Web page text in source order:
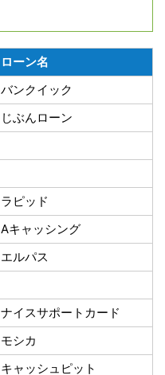
ローン名
バンクイック
じぶんローン
ラピッド
Aキャッシング
エルパス
ナイスサポートカード
モシカ
キャッシュピット